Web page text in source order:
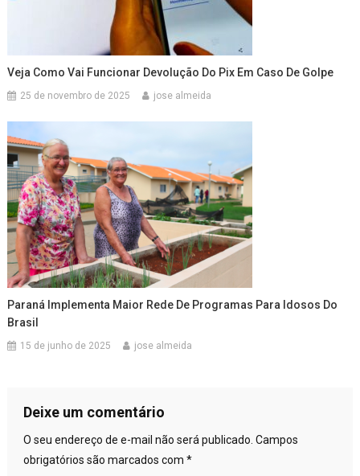
Veja Como Vai Funcionar Devolução Do Pix Em Caso De Golpe
25 de novembro de 2025 jose almeida
Paraná Implementa Maior Rede De Programas Para Idosos Do
Brasil
15 de junho de 2025 jose almeida
Deixe um comentário
O seu endereço de e-mail não será publicado. Campos
obrigatórios são marcados com *